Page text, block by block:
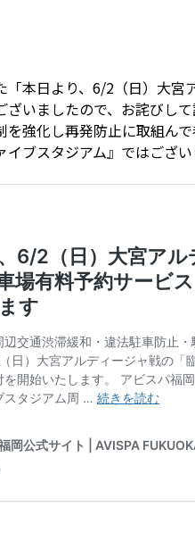
「本日より、6/2（日）大
いましたので、お詫びして
強化し再発防止に取組んで
イブスタジアム』ではござ